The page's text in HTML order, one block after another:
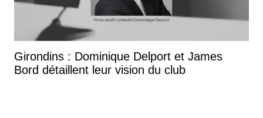
Girondins : Dominique Delport et James
Bord détaillent leur vision du club